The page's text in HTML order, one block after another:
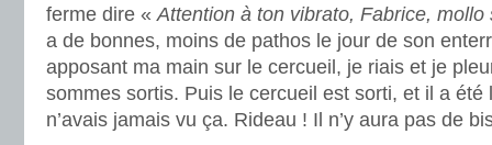
ferme dire «Attention à ton vibrato, Fabrice, mollo
a de bonnes, moins de pathos le jour de son
apposant ma main sur le cercueil, je riais et je
sommes sortis. Puis le cercueil est sorti, et il a été
n’avais jamais vu ça. Rideau ! Il n’y aura pas de